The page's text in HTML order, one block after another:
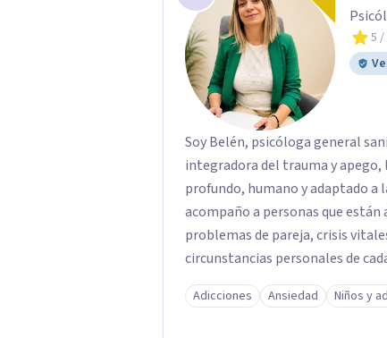
5 /
Soy Belén, psicóloga general
integradora del trauma y
profundo, humano y adaptado a
acompaño a personas que
problemas de pareja, crisis
circunstancias personales de
exactamente qué les pasa, pero
comprenderse mejor. Desde la
Adicciones Ansiedad Niños y